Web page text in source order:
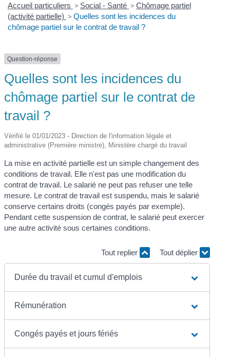
Accueil particuliers > Social - Santé > Chômage partiel
(activité partielle) > Quelles sont les incidences du
chômage partiel sur le contrat de travail ?
Question-réponse
Quelles sont les incidences du
chômage partiel sur le contrat de
travail ?
Vérifié le 01/01/2023 - Direction de l'information légale et
administrative (Première ministre), Ministère chargé du travail
La mise en activité partielle est un simple changement des
conditions de travail. Elle n'est pas une modification du
contrat de travail. Le salarié ne peut pas refuser une telle
mesure. Le contrat de travail est suspendu, mais le salarié
conserve certains droits (congés payés par exemple).
Pendant cette suspension de contrat, le salarié peut exercer
une autre activité sous certaines conditions.
Tout replier Tout déplier
Durée du travail et cumul d'emplois
Rémunération
Congés payés et jours fériés